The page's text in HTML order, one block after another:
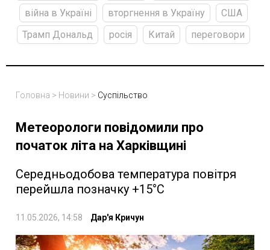
війна в Україні вторгнення в Україну
США
Трамп Дональд
росія Китай переговори
Головна > Новини > Суспільство
Метеорологи повідомили про
початок літа на Харківщині
Середньодобова температура повітря
перейшла позначку +15°C
11.05.2026, 14:58 Дар'я Кричун